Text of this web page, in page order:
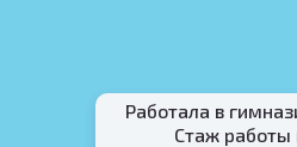
Работала в
Стаж работы